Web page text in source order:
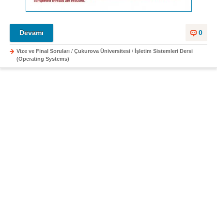
0
Devamı
Vize ve Final Soruları / Çukurova Üniversitesi / İşletim Sistemleri Dersi
(Operating Systems)